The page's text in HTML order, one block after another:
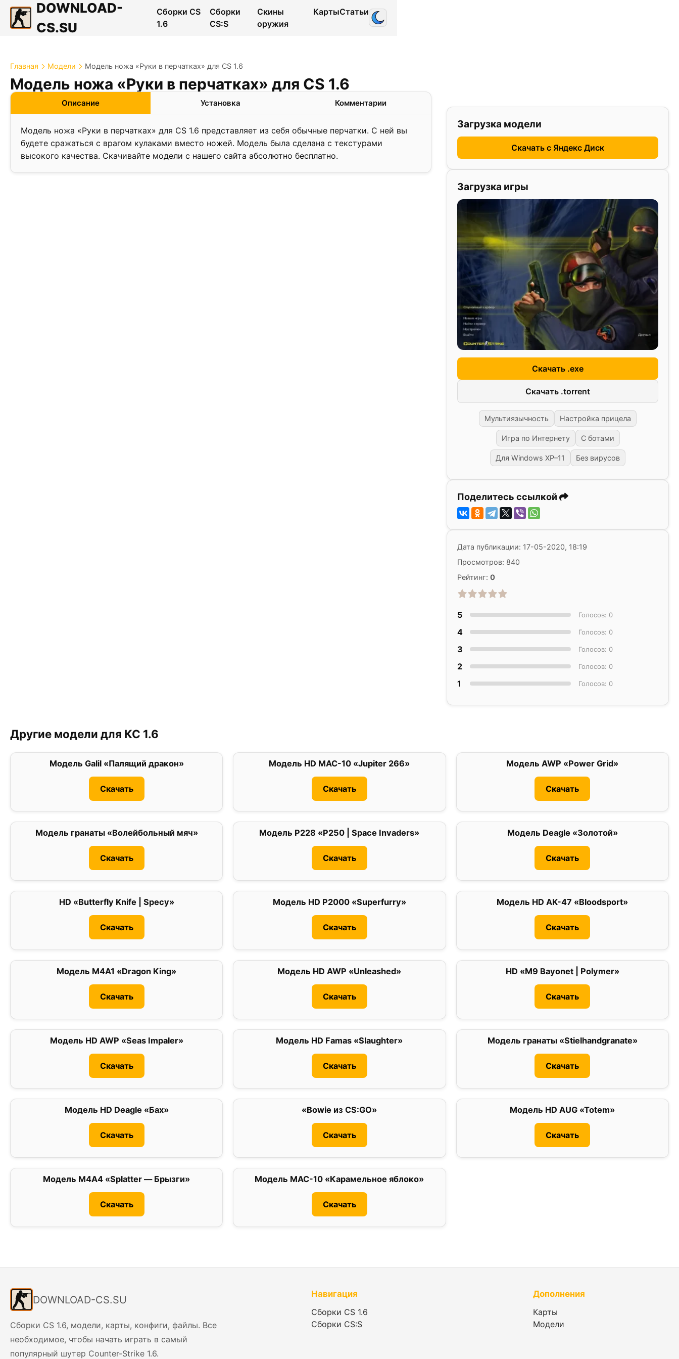
DOWNLOAD-
CS.SU
Сборки CS
1.6
Сборки
CS:S
Скины
оружия
КартыСтатьи
Главная Модели Модель ножа «Руки в перчатках» для CS 1.6
Модель ножа «Руки в перчатках» для CS 1.6
Описание Установка Комментарии
Модель ножа «Руки в перчатках» для CS 1.6 представляет из себя обычные перчатки. С ней вы
будете сражаться с врагом кулаками вместо ножей. Модель была сделана с текстурами
высокого качества. Скачивайте модели с нашего сайта абсолютно бесплатно.
Загрузка модели
Скачать с Яндекс Диск
Загрузка игры
Скачать .exe
Скачать .torrent
Мультиязычность Настройка прицела
Игра по Интернету С ботами
Для Windows XP–11 Без вирусов
Поделитесь ссылкой
Дата публикации: 17-05-2020, 18:19
Просмотров: 840
Рейтинг: 0
5 Голосов: 0
4 Голосов: 0
3 Голосов: 0
2 Голосов: 0
1 Голосов: 0
Другие модели для КС 1.6
Модель Galil «Палящий дракон»
Скачать
Модель HD MAC-10 «Jupiter 266»
Скачать
Модель AWP «Power Grid»
Скачать
Модель гранаты «Волейбольный мяч»
Скачать
Модель P228 «P250 | Space Invaders»
Скачать
Модель Deagle «Золотой»
Скачать
HD «Butterfly Knife | Specy»
Скачать
Модель HD P2000 «Superfurry»
Скачать
Модель HD AK-47 «Bloodsport»
Скачать
Модель M4A1 «Dragon King»
Скачать
Модель HD AWP «Unleashed»
Скачать
HD «M9 Bayonet | Polymer»
Скачать
Модель HD AWP «Seas Impaler»
Скачать
Модель HD Famas «Slaughter»
Скачать
Модель гранаты «Stielhandgranate»
Скачать
Модель HD Deagle «Бах»
Скачать
«Bowie из CS:GO»
Скачать
Модель HD AUG «Totem»
Скачать
Модель M4A4 «Splatter — Брызги»
Скачать
Модель MAC-10 «Карамельное яблоко»
Скачать
DOWNLOAD-CS.SU
Сборки CS 1.6, модели, карты, конфиги, файлы. Все
необходимое, чтобы начать играть в самый
популярный шутер Counter-Strike 1.6.
Навигация
Сборки CS 1.6
Сборки CS:S
Дополнения
Карты
Модели